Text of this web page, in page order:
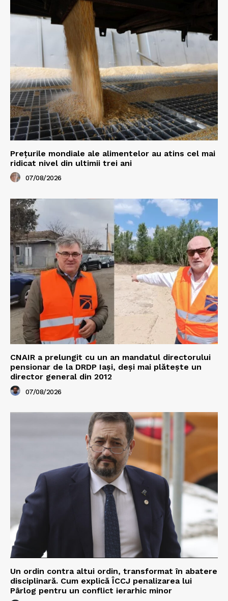
Prețurile mondiale ale alimentelor au atins cel mai
ridicat nivel din ultimii trei ani
07/08/2026
CNAIR a prelungit cu un an mandatul directorului
pensionar de la DRDP Iași, deși mai plătește un
director general din 2012
07/08/2026
Un ordin contra altui ordin, transformat în abatere
disciplinară. Cum explică ÎCCJ penalizarea lui
Pârlog pentru un conflict ierarhic minor